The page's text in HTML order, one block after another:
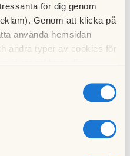
för dig genom
Genom att klicka på
använda hemsidan
andra typer av cookies för
ett urval.
att finnas i lilla garaget.
tar dig an ett uppdrag.
med vicevärden om du vill
att ha en container vid